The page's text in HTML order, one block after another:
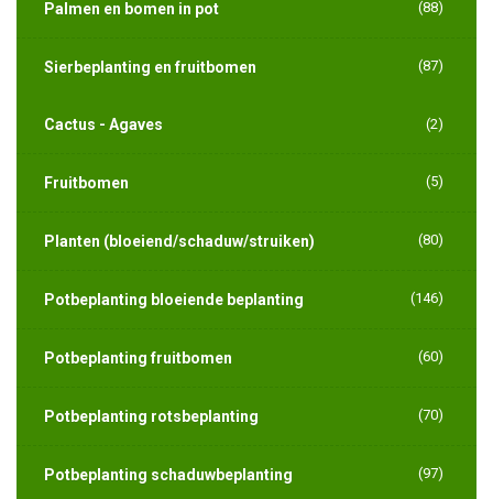
Palmen en bomen in pot (88)
Sierbeplanting en fruitbomen (87)
Cactus - Agaves (2)
Fruitbomen (5)
Planten (bloeiend/schaduw/struiken) (80)
Potbeplanting bloeiende beplanting (146)
Potbeplanting fruitbomen (60)
Potbeplanting rotsbeplanting (70)
Potbeplanting schaduwbeplanting (97)